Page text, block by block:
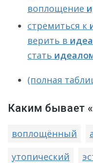
воплощение
стремиться к
верить в
стать
(полная
Каким бывает
воплощённый
утопический